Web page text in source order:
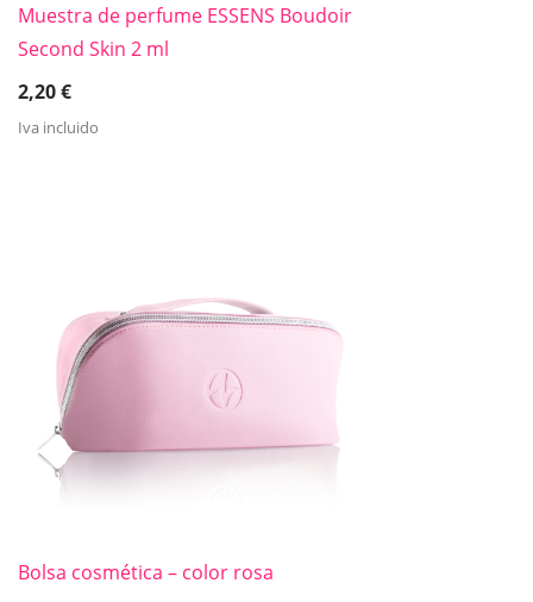
Muestra de perfume ESSENS Boudoir
Second Skin 2 ml
2,20€
Iva incluido
Bolsa cosmética – color rosa